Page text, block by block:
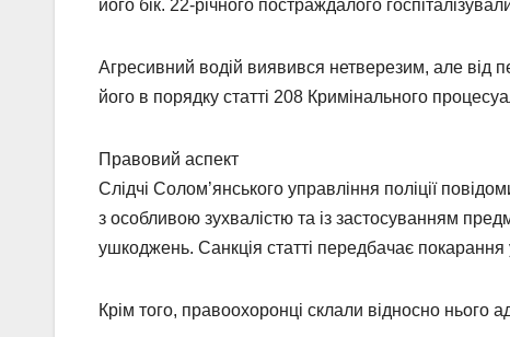
його бік. 22-річного постраждалого
Агресивний водій виявився нетверезим, але від
його в порядку статті 208 Кримінального
Правовий аспект
Слідчі Солом’янського управління поліції
з особливою зухвалістю та із застосуванням
ушкоджень. Санкція статті передбачає
Крім того, правоохоронці склали відносно нього